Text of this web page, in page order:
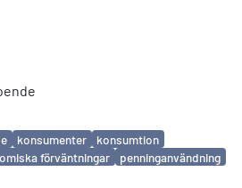
konsumenter
konsumtion
förväntningar
penninganvändning